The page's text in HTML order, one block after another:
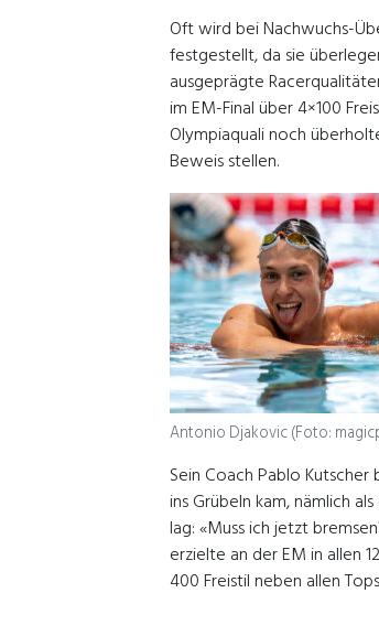
Oft wird bei Nachwuchs-
festgestellt, da sie
ausgeprägte
im EM-Final über 4×100
Olympiaquali noch
Beweis stellen.
Antonio Djakovic (Foto:
Sein Coach Pablo
ins Grübeln kam, nämlich
lag: «Muss ich jetzt
erzielte an der EM in allen
400 Freistil neben allen